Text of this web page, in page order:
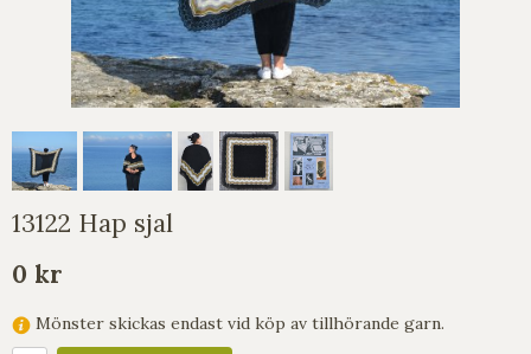
13122 Hap sjal
0 kr
Mönster skickas endast vid köp av tillhörande garn.